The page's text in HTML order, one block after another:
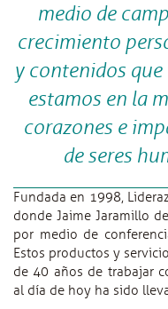
medio de
crecimiento
y contenidos que
estamos en la
corazones e
de seres
Fundada en 1998,
donde Jaime Jaramillo
por medio de
Estos productos y
de 40 años de trabajar
al día de hoy ha sido